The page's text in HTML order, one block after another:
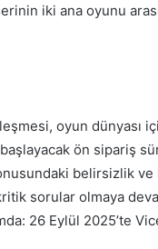
iki ana oyunu
oyun dünyası
ön sipariş
belirsizlik
sorular olmaya
26 Eylül 2025’te